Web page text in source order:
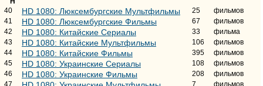
40
HD 1080: Люксембургские Мультфильмы 25
фильмов
41
HD 1080: Люксембургские Фильмы 67
фильмов
42
HD 1080: Китайские Сериалы 33
фильма
43
HD 1080: Китайские Мультфильмы 106
фильмов
44
HD 1080: Китайские Фильмы 395
фильмов
45
HD 1080: Украинские Сериалы 108
фильмов
46
HD 1080: Украинские Фильмы 208
фильмов
47
7
фильмов